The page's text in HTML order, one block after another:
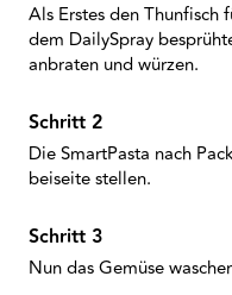
Als Erstes den
dem DailySpray
anbraten und würzen.
Die SmartPasta nach
beiseite stellen.
Nun das Gemüse